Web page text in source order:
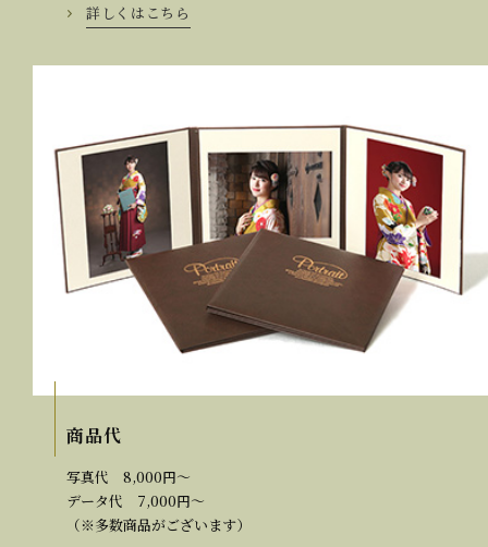
詳しくはこちら
商品代
写真代 8,000円～
データ代 7,000円～
（※多数商品がございます）